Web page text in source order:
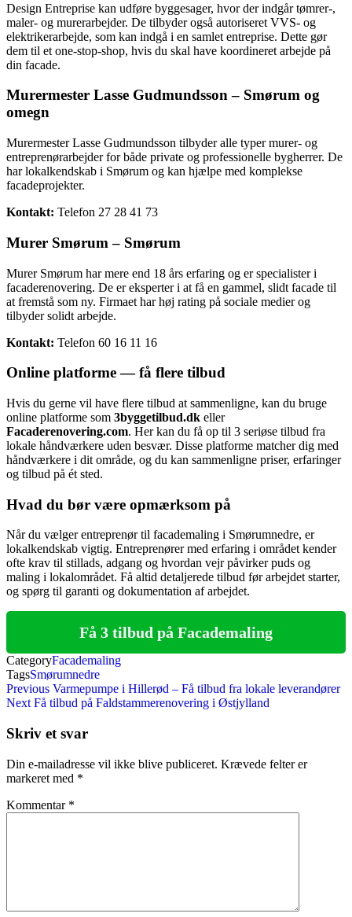
Design Entreprise kan udføre byggesager, hvor der indgår tømrer-,
maler- og murerarbejder. De tilbyder også autoriseret VVS- og
elektrikerarbejde, som kan indgå i en samlet entreprise. Dette gør
dem til et one-stop-shop, hvis du skal have koordineret arbejde på
din facade.
Murermester Lasse Gudmundsson – Smørum og
omegn
Murermester Lasse Gudmundsson tilbyder alle typer murer- og
entreprenørarbejder for både private og professionelle bygherrer. De
har lokalkendskab i Smørum og kan hjælpe med komplekse
facadeprojekter.
Kontakt: Telefon 27 28 41 73
Murer Smørum – Smørum
Murer Smørum har mere end 18 års erfaring og er specialister i
facaderenovering. De er eksperter i at få en gammel, slidt facade til
at fremstå som ny. Firmaet har høj rating på sociale medier og
tilbyder solidt arbejde.
Kontakt: Telefon 60 16 11 16
Online platforme — få flere tilbud
Hvis du gerne vil have flere tilbud at sammenligne, kan du bruge
online platforme som 3byggetilbud.dk eller
Facaderenovering.com. Her kan du få op til 3 seriøse tilbud fra
lokale håndværkere uden besvær. Disse platforme matcher dig med
håndværkere i dit område, og du kan sammenligne priser, erfaringer
og tilbud på ét sted.
Hvad du bør være opmærksom på
Når du vælger entreprenør til facademaling i Smørumnedre, er
lokalkendskab vigtig. Entreprenører med erfaring i området kender
ofte krav til stillads, adgang og hvordan vejr påvirker puds og
maling i lokalområdet. Få altid detaljerede tilbud før arbejdet starter,
og spørg til garanti og dokumentation af arbejdet.
Få 3 tilbud på Facademaling
CategoryFacademaling
TagsSmørumnedre
Indlægsnavigation
Previous
Post
Previous Varmepumpe i Hillerød – Få tilbud fra lokale leverandører
Next
Next Få tilbud på Faldstammerenovering i Østjylland
Skriv et svar
Din e-mailadresse vil ikke blive publiceret. Krævede felter er
markeret med *
Kommentar *